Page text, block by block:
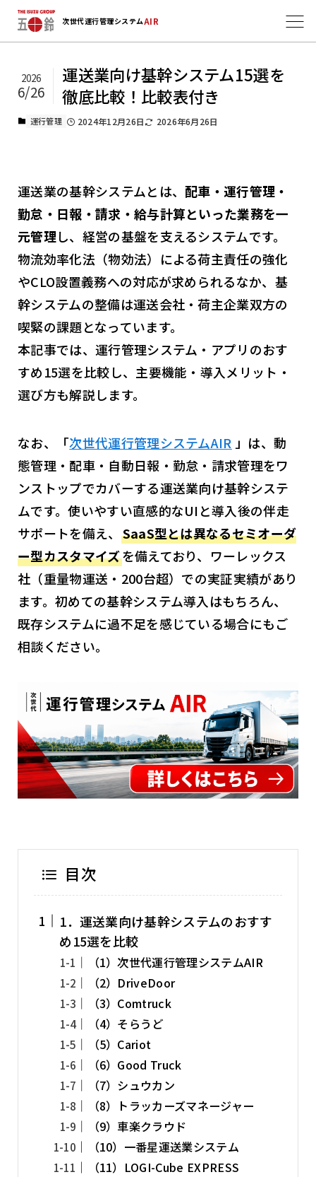
次世代運行管理システムAIR
運送業向け基幹システム15選を
徹底比較！比較表付き
2026
6/26
運行管理 2024年12月26日 2026年6月26日
運送業の基幹システムとは、配車・運行管理・
勤怠・日報・請求・給与計算といった業務を一
元管理し、経営の基盤を支えるシステムです。
物流効率化法（物効法）による荷主責任の強化
やCLO設置義務への対応が求められるなか、基
幹システムの整備は運送会社・荷主企業双方の
喫緊の課題となっています。
本記事では、運行管理システム・アプリのおす
すめ15選を比較し、主要機能・導入メリット・
選び方も解説します。
なお、「次世代運行管理システムAIR 」は、動
態管理・配車・自動日報・勤怠・請求管理をワ
ンストップでカバーする運送業向け基幹システ
ムです。使いやすい直感的なUIと導入後の伴走
サポートを備え、 SaaS型とは異なるセミオーダ
ー型カスタマイズを備えており、ワーレックス
社（重量物運送・200台超）での実証実績があり
ます。初めての基幹システム導入はもちろん、
既存システムに過不足を感じている場合にもご
相談ください。
目次
1．運送業向け基幹システムのおすす
め15選を比較
（1）次世代運行管理システムAIR
（2）DriveDoor
（3）Comtruck
（4）そらうど
（5）Cariot
（6）Good Truck
（7）シュウカン
（8）トラッカーズマネージャー
（9）車楽クラウド
（10）一番星運送業システム
（11）LOGI-Cube EXPRESS